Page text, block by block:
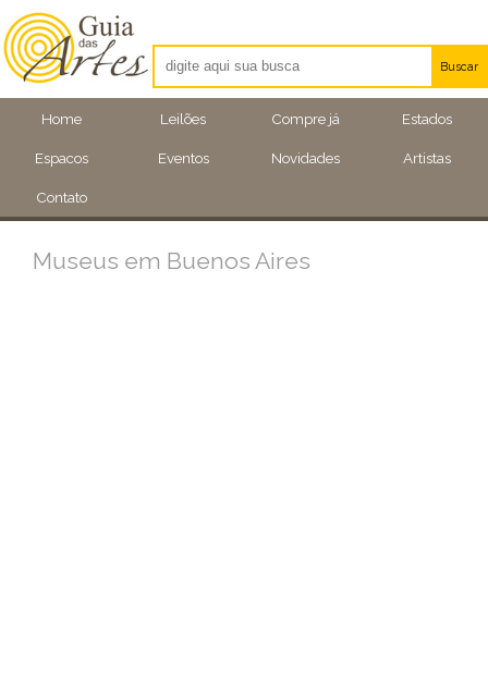
Home Leilões Compre já Estados
Espacos Eventos Novidades Artistas
Contato
Buscar
Artistas
Eventos
Museus em Buenos Aires